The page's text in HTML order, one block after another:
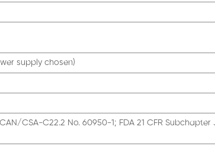
supply chosen)
CSA-C22.2 No. 60950-1; FDA 21 CFR Subchapter